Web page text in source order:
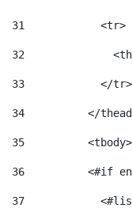
31
            <tr>
32
33
            </tr>
34
</
35
          <tbody>
36
<#if
37